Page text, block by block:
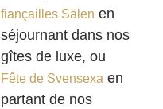
fiançailles Sälen en
séjournant dans nos
gîtes de luxe, ou
Fête de Svensexa en
partant de nos